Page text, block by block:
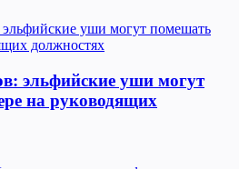
эльфийские уши могут
на руководящих